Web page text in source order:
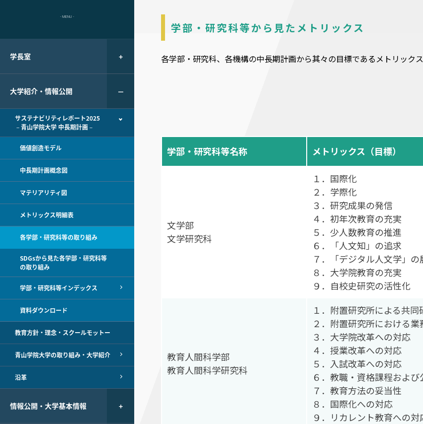
- MENU -
学長室
大学紹介・情報公開
サステナビリティレポート2025
－青山学院大学 中長期計画－
価値創造モデル
中長期計画概念図
マテリアリティ図
メトリックス明細表
各学部・研究科等の取り組み
SDGsから見た各学部・研究科等
の取り組み
学部・研究科等インデックス
資料ダウンロード
教育方針・理念・スクールモットー
青山学院大学の取り組み・大学紹介
沿革
情報公開・大学基本情報
学部・研究科等から見たメトリックス
各学部・研究科、各機構の中長期計画から其々の目標であるメトリックス
学部・研究科等名称 メトリックス（目標）
文学部
文学研究科
１．国際化
２．学際化
３．研究成果の発信
４．初年次教育の充実
５．少人数教育の推進
６．「人文知」の追求
７．「デジタル人文学」の
８．大学院教育の充実
９．自校史研究の活性化
教育人間科学部
教育人間科学研究科
１．附置研究所による共
２．附置研究所における業
３．大学院改革への対応
４．授業改革への対応
５．入試改革への対応
６．教職・資格課程およ
７．教育方法の妥当性
８．国際化への対応
９．リカレント教育への対